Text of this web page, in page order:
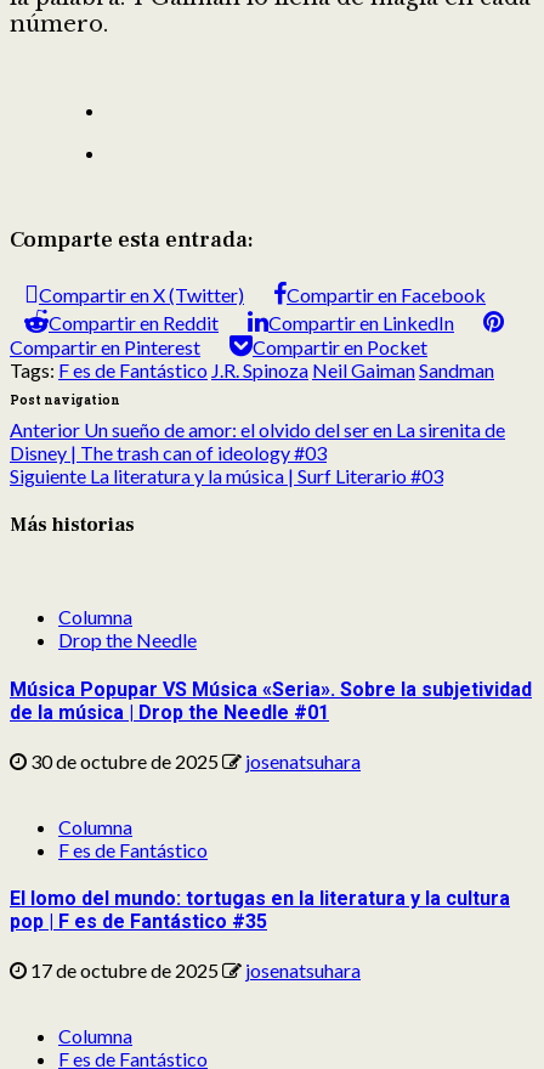
número.
Comparte esta entrada:
Compartir en X (Twitter)
Compartir en Facebook
Compartir en Reddit
Compartir en LinkedIn
Compartir en Pinterest
Compartir en Pocket
Tags: F es de Fantástico J.R. Spinoza Neil GaimanSandman
Post navigation
Anterior Un sueño de amor: el olvido del ser en La sirenita de
Disney | The trash can of ideology #03
Siguiente La literatura y la música | Surf Literario #03
Más historias
Columna
Drop the Needle
Música Popupar VS Música «Seria». Sobre la subjetividad
de la música | Drop the Needle #01
30 de octubre de 2025 josenatsuhara
Columna
F es de Fantástico
El lomo del mundo: tortugas en la literatura y la cultura
pop | F es de Fantástico #35
17 de octubre de 2025 josenatsuhara
Columna
F es de Fantástico